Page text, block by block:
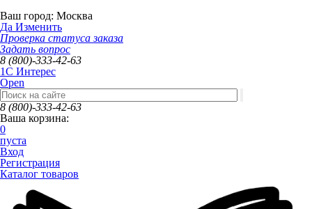
Ваш город: Москва
Да Изменить
Проверка статуса заказа
Задать вопрос
8 (800)-333-42-63
1C Интерес
Open
8 (800)-333-42-63
Ваша корзина:
0
пуста
Вход
Регистрация
Каталог товаров